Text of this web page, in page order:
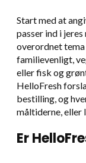
Start med at
passer ind i
overordnet
familievenligt,
eller fisk og
HelloFresh
bestilling, og
måltiderne, eller
Er